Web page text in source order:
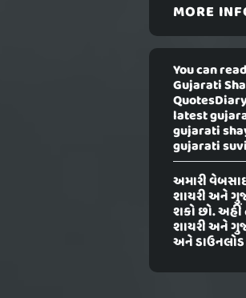
MORE
You can
Gujarati
latest
gujarati
gujarati
અમારી
શાયરી અને
શકો છો. અહીં
શાયરી અને
અને ડાઉનલોડ